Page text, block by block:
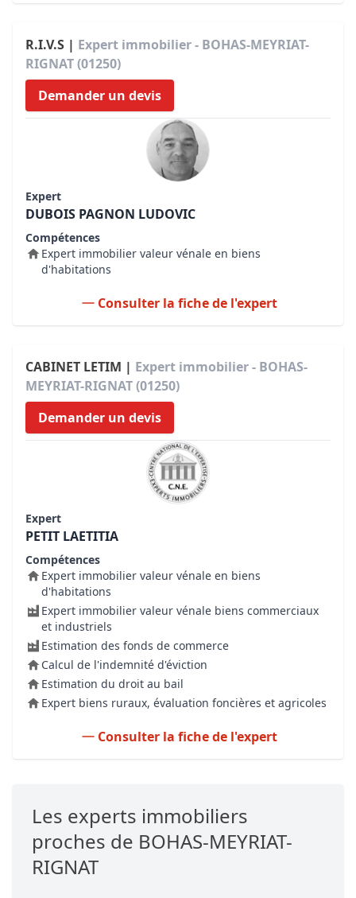
R.I.V.S | Expert immobilier - BOHAS-MEYRIAT-
RIGNAT (01250)
Demander un devis
Expert
DUBOIS PAGNON LUDOVIC
Compétences
Expert immobilier valeur vénale en biens
d'habitations
Consulter la fiche de l'expert
CABINET LETIM | Expert immobilier - BOHAS-
MEYRIAT-RIGNAT (01250)
Demander un devis
Expert
PETIT LAETITIA
Compétences
Expert immobilier valeur vénale en biens
d'habitations
Expert immobilier valeur vénale biens commerciaux
et industriels
Estimation des fonds de commerce
Calcul de l'indemnité d'éviction
Estimation du droit au bail
Expert biens ruraux, évaluation foncières et agricoles
Consulter la fiche de l'expert
Les experts immobiliers
proches de BOHAS-MEYRIAT-
RIGNAT